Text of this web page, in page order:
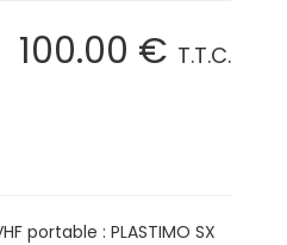
100.00 € T.T.C.
portable : PLASTIMO SX